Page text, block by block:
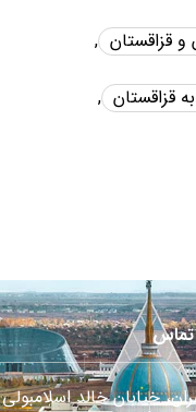
و قزاقستان ,
قزاقستان ,
تماس
خیابان خالد اسلامبولی